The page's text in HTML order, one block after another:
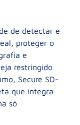
de detectar e
proteger o
e
restringido
Secure SD-
que integra
só